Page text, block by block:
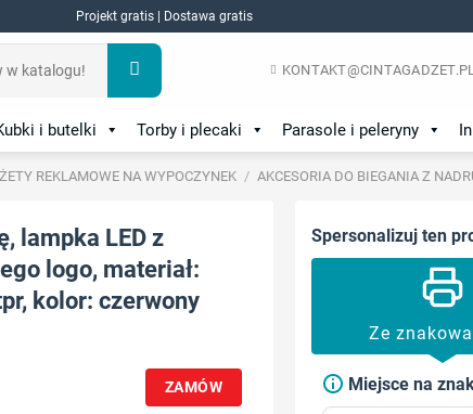
Projekt gratis | Dostawa gratis
i butelki Torby i plecaki Parasole i peleryny
REKLAMOWE NA WYPOCZYNEK / AKCESORIA DO BIEGANIA Z
lampka LED z
logo, materiał:
kolor: czerwony
ZAMÓW
Spersonalizuj ten
Ze
Miejsce na